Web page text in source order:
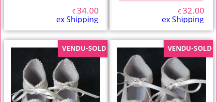
€34.00
ex Shipping
€32.00
ex Shipping
VENDU-SOLD VENDU-SOLD